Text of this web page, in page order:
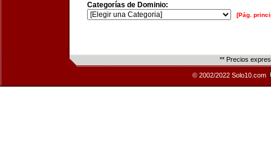
Categorías de Dominio:
[Pág.
** Precios
© 2002/2022 Solo10.com